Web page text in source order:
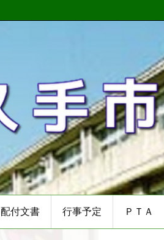
配付文書 行事予定 ＰＴＡ